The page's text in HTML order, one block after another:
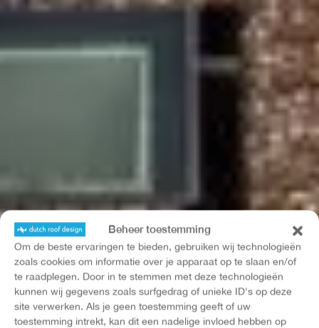
Beheer toestemming
Om de beste ervaringen te bieden, gebruiken wij technologieën
zoals cookies om informatie over je apparaat op te slaan en/of
te raadplegen. Door in te stemmen met deze technologieën
kunnen wij gegevens zoals surfgedrag of unieke ID's op deze
site verwerken. Als je geen toestemming geeft of uw
toestemming intrekt, kan dit een nadelige invloed hebben op